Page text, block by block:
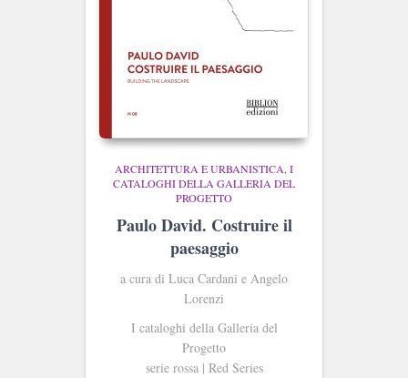
ARCHITETTURA E URBANISTICA I
CATALOGHI DELLA GALLERIA DEL
PROGETTO
Paulo David. Costruire il
paesaggio
a cura di Luca Cardani e Angelo
Lorenzi
I cataloghi della Galleria del
Progetto
serie rossa | Red Series